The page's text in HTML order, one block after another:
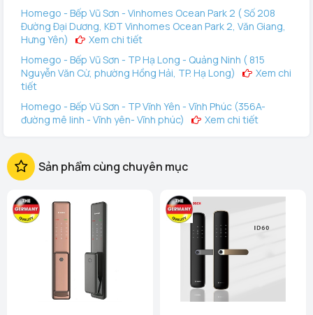
Samsung SHP-DP 728 GOLD thiết kế đẩy từ bên
Homego - Bếp Vũ Sơn - Vinhomes Ocean Park 2 ( Số 208
Đường Đại Dương, KĐT Vinhomes Ocean Park 2, Văn Giang,
Hưng Yên)
Xem chi tiết
Homego - Bếp Vũ Sơn - TP Hạ Long - Quảng Ninh ( 815
Nguyễn Văn Cừ, phường Hồng Hải, TP. Hạ Long)
Xem chi
tiết
Homego - Bếp Vũ Sơn - TP Vĩnh Yên - Vĩnh Phúc (356A-
đường mê linh - Vĩnh yên- Vĩnh phúc)
Xem chi tiết
- Vinhomes Ocean Park 3, Văn Giang, Hưng Yên)
chi tiết
Hiệu, Q Lê Chân. TP Hải Phòng)
Xem chi tiết
Homego - Bếp Vũ Sơn - Lê Thanh Nghị - TP Hải Dương (248
Ngô Quyền, Lê Thanh Nghị, Hải Phòng)
Xem chi tiết
Homego - Ngô Quyền - TP Hải Dương (189 Ngô Quyền, P.
Thanh Trung, Hải Dương)
Homego - Bếp Vũ Sơn - Tuyên Quang (Cổng Nhà Văn Hóa
TDP Thôn Tân Phúc, Thị Trấn Sơn Dương, Huyện Sơn
Sản phẩm cùng chuyên mục